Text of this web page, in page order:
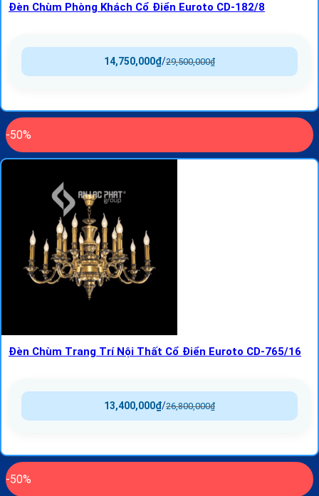
Đèn Chùm Phòng Khách Cổ Điển Euroto CD-182/8
29,500,000₫
/
14,750,000₫
-50%
Đèn Chùm Trang Trí Nội Thất Cổ Điển Euroto CD-765/16
26,800,000₫
/
13,400,000₫
-50%